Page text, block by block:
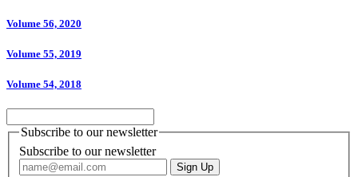
Volume 56, 2020
Volume 55, 2019
Volume 54, 2018
Subscribe to our newsletter
Subscribe to our newsletter